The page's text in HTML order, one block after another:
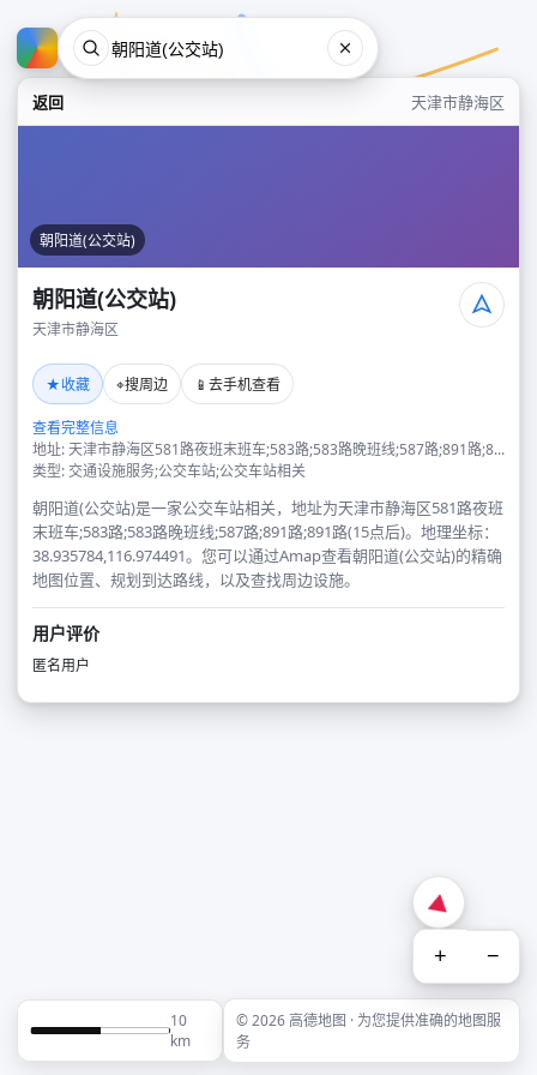
返回 天津市静海区
朝阳道(公交站)
朝阳道(公交站)
天津市静海区
★收藏 ⌖搜周边 📱 去手机查看
查看完整信息
地址: 天津市静海区581路夜班末班车;583路;583路晚班线;587路;891路;8...
类型: 交通设施服务;公交车站;公交车站相关
朝阳道(公交站)是一家公交车站相关，地址为天津市静海区581路夜班
末班车;583路;583路晚班线;587路;891路;891路(15点后)。地理坐标：
38.935784,116.974491。您可以通过Amap查看朝阳道(公交站)的精确
地图位置、规划到达路线，以及查找周边设施。
用户评价
匿名用户
+ −
10
km
© 2026 高德地图 · 为您提供准确的地图服
务